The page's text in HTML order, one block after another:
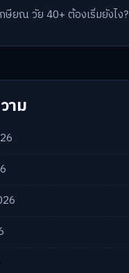
ยณ วัย 40+ ต้องเริ่มยังไง?
าม